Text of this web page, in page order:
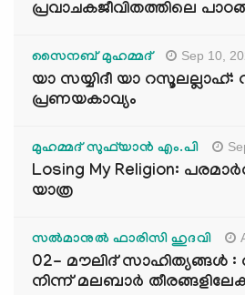
പ്രവാചകജീവിതത്തിലെ
സൈനബ് മുഹമ്മദ് Sep 10,
യാ സയ്യിദീ യാ റസൂലല്ലാഹ്:
പ്രണയകാവ്യം
മുഹമ്മദ് സുഫ്‌യാൻ എം.പി
Losing My Religion:
യാത്ര
സൽമാനുൽ ഫാരിസി ഹുദവി
02- മൗലിദ്
നിന്ന് മലബാർ